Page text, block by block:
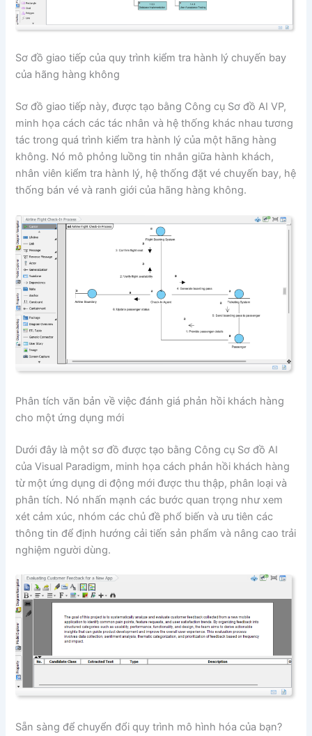
Sơ đồ giao tiếp của quy trình kiểm tra hành lý chuyến bay
của hãng hàng không
Sơ đồ giao tiếp này, được tạo bằng Công cụ Sơ đồ AI VP,
minh họa cách các tác nhân và hệ thống khác nhau tương
tác trong quá trình kiểm tra hành lý của một hãng hàng
không. Nó mô phỏng luồng tin nhắn giữa hành khách,
nhân viên kiểm tra hành lý, hệ thống đặt vé chuyến bay, hệ
thống bán vé và ranh giới của hãng hàng không.
Phân tích văn bản về việc đánh giá phản hồi khách hàng
cho một ứng dụng mới
Dưới đây là một sơ đồ được tạo bằng Công cụ Sơ đồ AI
của Visual Paradigm, minh họa cách phản hồi khách hàng
từ một ứng dụng di động mới được thu thập, phân loại và
phân tích. Nó nhấn mạnh các bước quan trọng như xem
xét cảm xúc, nhóm các chủ đề phổ biến và ưu tiên các
thông tin để định hướng cải tiến sản phẩm và nâng cao trải
nghiệm người dùng.
Sẵn sàng để chuyển đổi quy trình mô hình hóa của bạn?